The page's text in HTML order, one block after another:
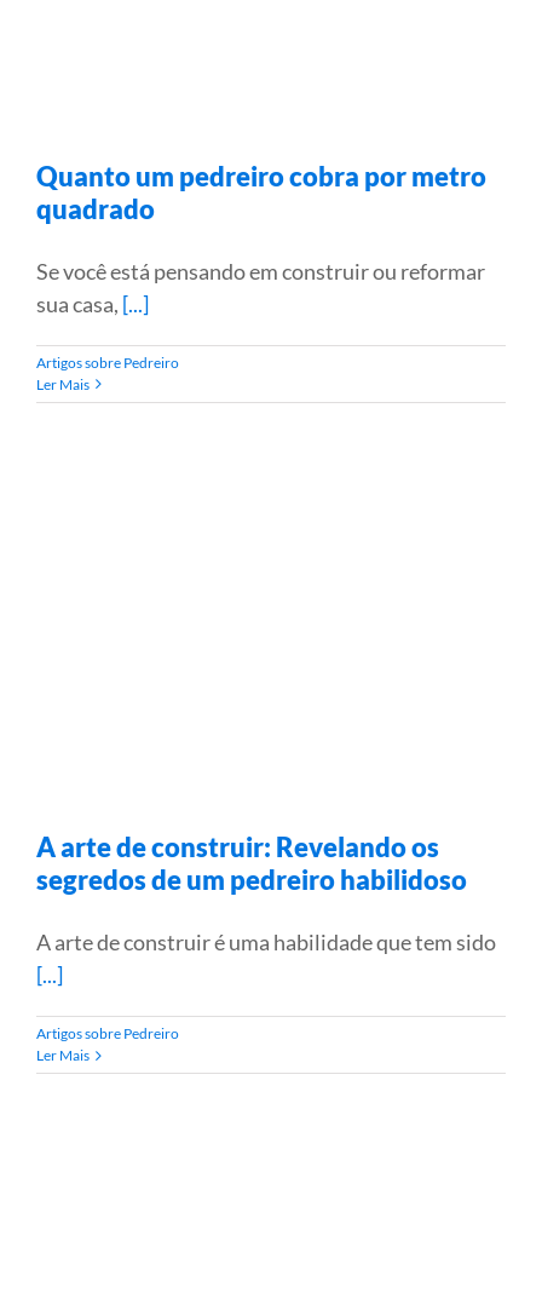
Quanto um pedreiro cobra por metro
quadrado
Se você está pensando em construir ou reformar
sua casa, [...]
Artigos sobre Pedreiro
Ler Mais
A arte de construir: Revelando os
segredos de um pedreiro habilidoso
A arte de construir é uma habilidade que tem sido
[...]
Artigos sobre Pedreiro
Ler Mais